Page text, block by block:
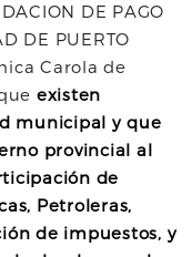
DE PAGO
DE PUERTO
Carola de
existen
municipal y que
provincial al
de
Petroleras,
de impuestos, y